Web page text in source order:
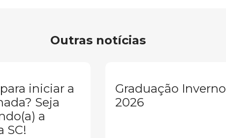
Outras notícias
iniciar a
Seja
a
SC!
Graduação Inverno
2026